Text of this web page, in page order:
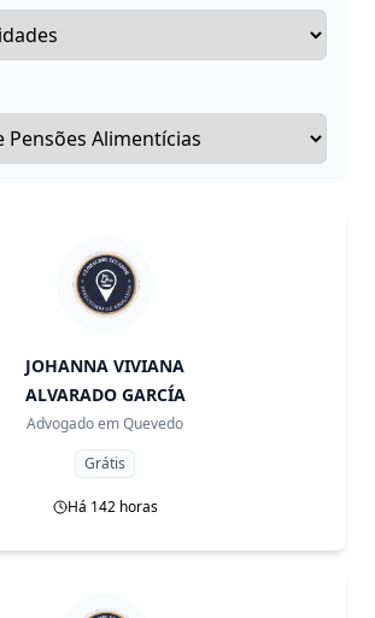
JOHANNA VIVIANA
ALVARADO GARCÍA
Advogado emQuevedo
Grátis
Há 142 horas